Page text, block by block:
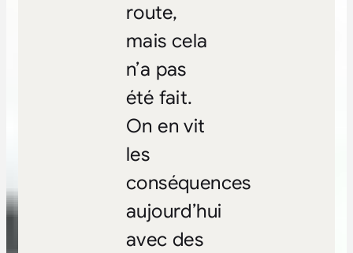
route,
mais cela
n’a pas
été fait.
On en vit
les
conséquences
aujourd’hui
avec des